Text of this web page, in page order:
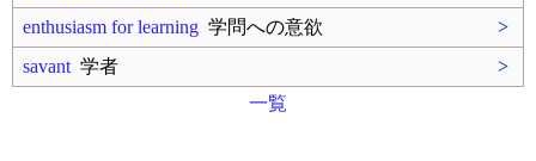
enthusiasm for learning 学問への意欲
>
savant 学者
>
一覧